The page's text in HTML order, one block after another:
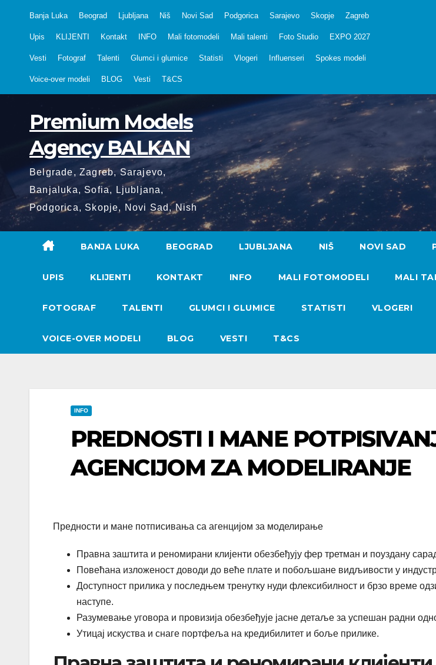
Banja Luka Beograd Ljubljana Niš Novi Sad Podgorica Sarajevo Skopje Zagreb
Upis KLIJENTI Kontakt INFO Mali fotomodeli Mali talenti Foto Studio EXPO 2027
Vesti Fotograf Talenti Glumci i glumice Statisti Vlogeri Influenseri Spokes modeli
Voice-over modeli BLOG Vesti T&CS
Premium Models
Agency BALKAN
Belgrade, Zagreb, Sarajevo,
Banjaluka, Sofia, Ljubljana,
Podgorica, Skopje, Novi Sad, Nish
BANJA LUKA BEOGRAD LJUBLJANA NIŠ NOVI SAD
UPIS KLIJENTI KONTAKT INFO MALI FOTOMODELI MALI
FOTOGRAF TALENTI GLUMCI I GLUMICE STATISTI VLOGERI
VOICE-OVER MODELI BLOG VESTI T&CS
INFO
PREDNOSTI I MANE
AGENCIJOM ZA MODELIRANJE
Предности и мане потписивања са агенцијом за моделирање
Правна заштита и реномирани клијенти обезбеђују фер третман и поуздану
Повећана изложеност доводи до веће плате и побољшане видљивости у
Доступност прилика у последњем тренутку нуди флексибилност и брзо време
наступе.
Разумевање уговора и провизија обезбеђује јасне детаље за успешан радни
Утицај искуства и снаге портфеља на кредибилитет и боље прилике.